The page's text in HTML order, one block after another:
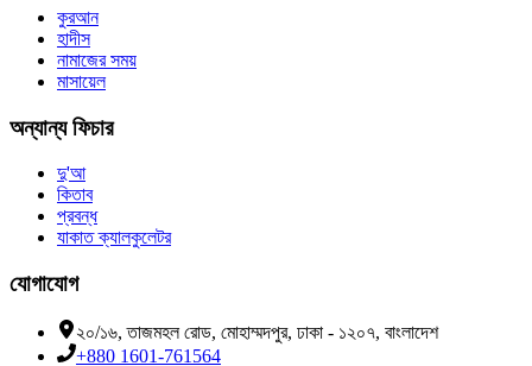
কুরআন
হাদীস
নামাজের সময়
মাসায়েল
অন্যান্য ফিচার
দু'আ
কিতাব
প্রবন্ধ
যাকাত ক্যালকুলেটর
যোগাযোগ
২০/১৬, তাজমহল রোড, মোহাম্মদপুর, ঢাকা - ১২০৭, বাংলাদেশ
+880 1601-761564